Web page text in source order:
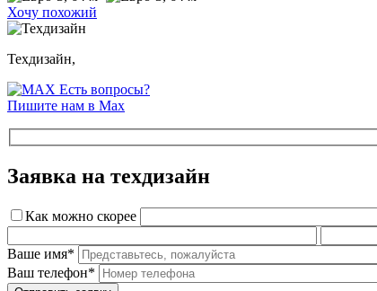
Хочу похожий
Техдизайн,
Есть вопросы?
Пишите нам в Max
Заявка на техдизайн
Как можно скорее
Ваше имя*
Ваш телефон*